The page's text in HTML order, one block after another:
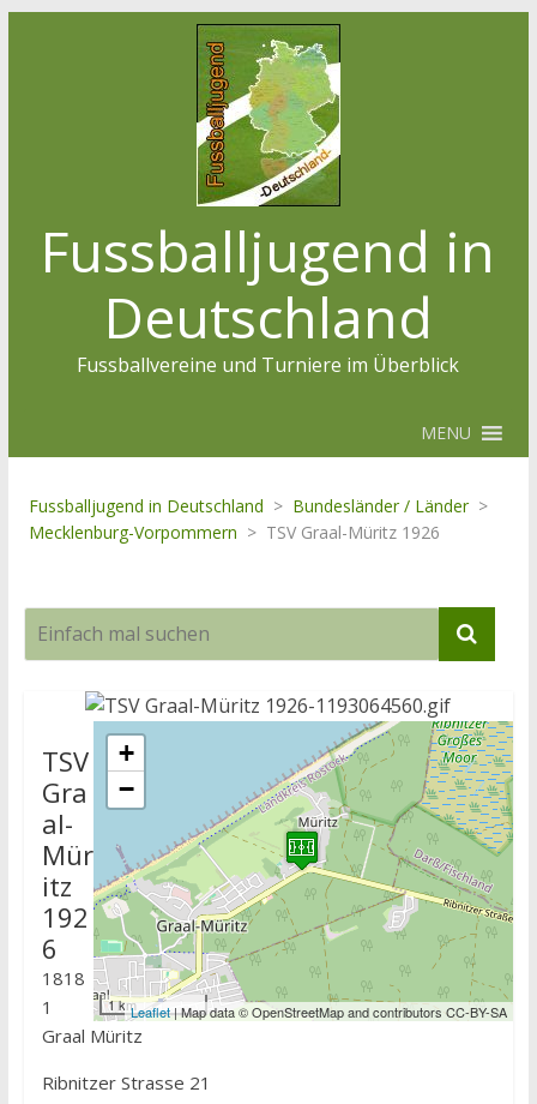
Fussballjugend in
Deutschland
Fussballvereine und Turniere im Überblick
MENU
Fussballjugend in Deutschland > Bundesländer / Länder >
Mecklenburg-Vorpommern > TSV Graal-Müritz 1926
+
−
1 kmLeaflet| Map data © OpenStreetMap and contributors CC-BY-SA
TSV
Gra
al-
Mür
itz
192
6
1818
1
Graal Müritz
Ribnitzer Strasse 21